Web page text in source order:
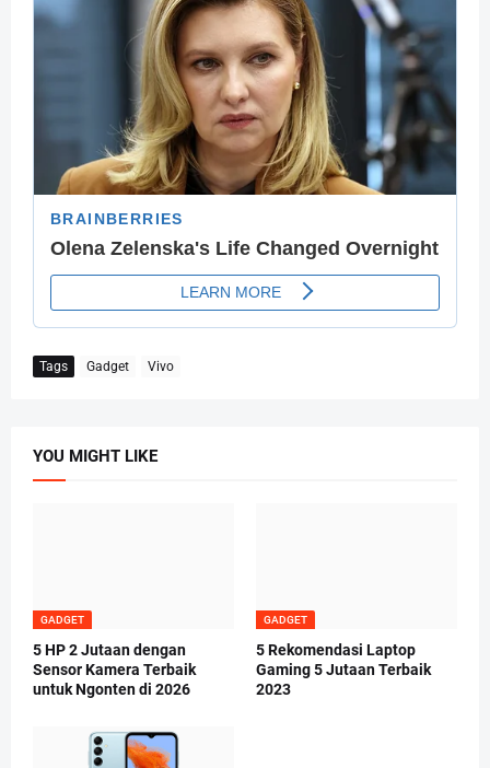
Tags Gadget Vivo
YOU MIGHT LIKE
GADGET
5 HP 2 Jutaan dengan
Sensor Kamera Terbaik
untuk Ngonten di 2026
GADGET
5 Rekomendasi Laptop
Gaming 5 Jutaan Terbaik
2023